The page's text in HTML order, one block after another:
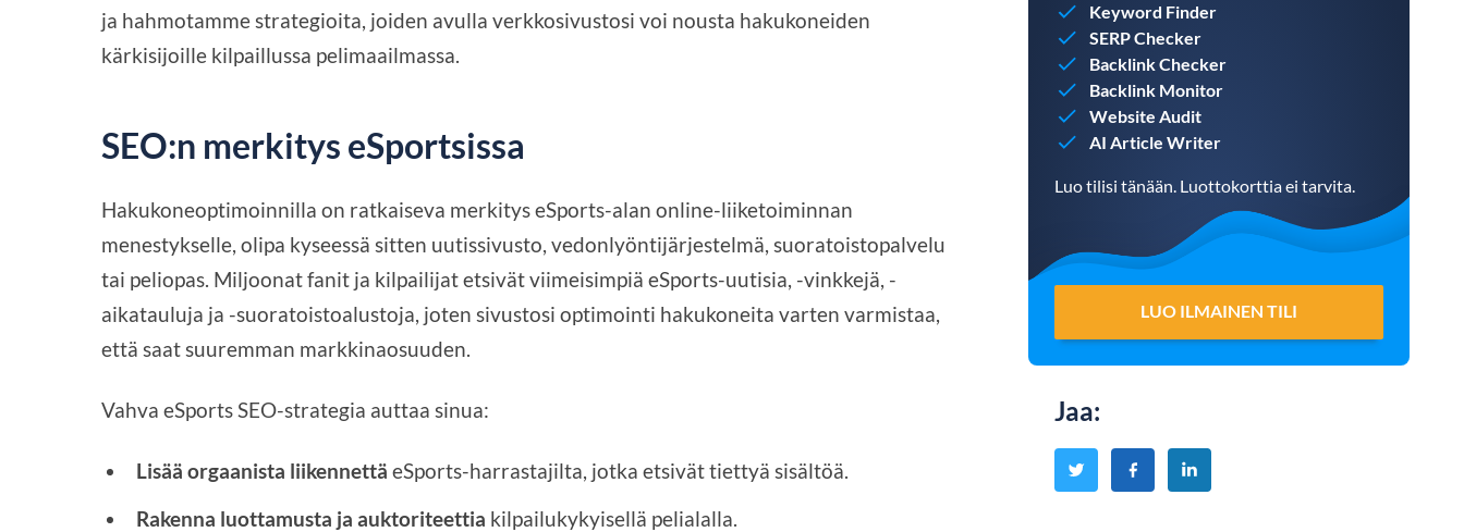
ja hahmotamme strategioita, joiden avulla verkkosivustosi voi nousta hakukoneiden
kärkisijoille kilpaillussa pelimaailmassa.
SEO:n merkitys eSportsissa
Hakukoneoptimoinnilla on ratkaiseva merkitys eSports-alan online-liiketoiminnan
menestykselle, olipa kyseessä sitten uutissivusto, vedonlyöntijärjestelmä, suoratoistopalvelu
tai peliopas. Miljoonat fanit ja kilpailijat etsivät viimeisimpiä eSports-uutisia, -vinkkejä, -
aikatauluja ja -suoratoistoalustoja, joten sivustosi optimointi hakukoneita varten varmistaa,
että saat suuremman markkinaosuuden.
Vahva eSports SEO-strategia auttaa sinua:
Lisää orgaanista liikennettä eSports-harrastajilta, jotka etsivät tiettyä sisältöä.
Rakenna luottamusta ja auktoriteettia kilpailukykyisellä pelialalla.
Keyword Finder
SERP Checker
Backlink Checker
Backlink Monitor
Website Audit
AI Article Writer
Luo tilisi tänään. Luottokorttia ei tarvita.
LUO ILMAINEN TILI
Jaa: